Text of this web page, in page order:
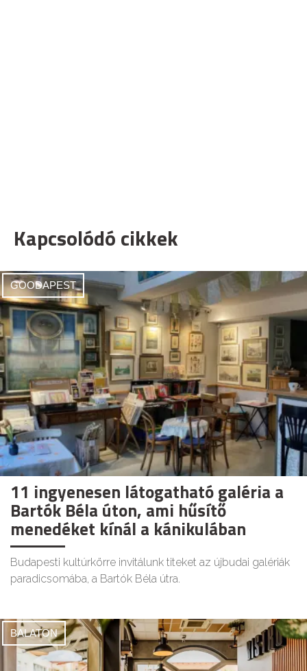
Kapcsolódó cikkek
GOODAPEST
11 ingyenesen látogatható galéria a
Bartók Béla úton, ami hűsítő
menedéket kínál a kánikulában
Budapesti kultúrkörre invitálunk titeket az újbudai galériák
paradicsomába, a Bartók Béla útra.
BALATON